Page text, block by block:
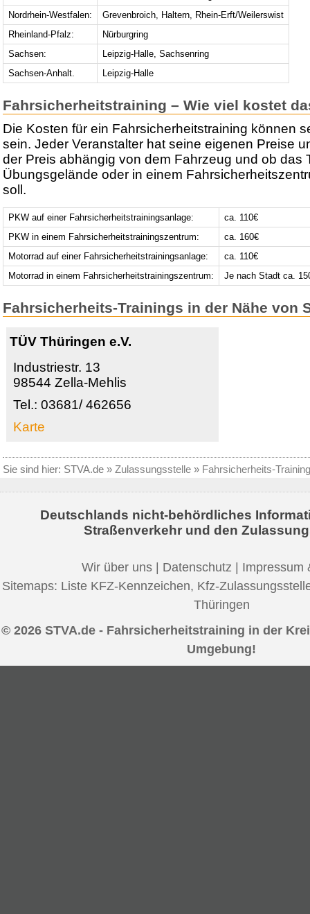
Nordrhein-Westfalen:
Grevenbroich, Haltern, Rhein-Erft/Weilerswist
Rheinland-Pfalz:
Nürburgring
Sachsen:
Leipzig-Halle, Sachsenring
Sachsen-Anhalt.
Leipzig-Halle
Fahrsicherheitstraining – Wie viel kostet
Die Kosten für ein Fahrsicherheitstraining können
sein. Jeder Veranstalter hat seine eigenen Preise
der Preis abhängig von dem Fahrzeug und ob das
Übungsgelände oder in einem
soll.
PKW auf einer Fahrsicherheitstrainingsanlage:
ca. 110€
PKW in einem Fahrsicherheitstrainingszentrum:
ca. 160€
Motorrad auf einer Fahrsicherheitstrainingsanlage:
ca. 110€
Motorrad in einem Fahrsicherheitstrainingszentrum:
Je nach Stadt ca.
Fahrsicherheits-Trainings in der Nähe von
TÜV Thüringen e.V.
Industriestr. 13
98544 Zella-Mehlis
Tel.: 03681/ 462656
Karte
Sie sind hier: STVA.de » Zulassungsstelle » Fahrsicherheits-
Deutschlands nicht-behördliches
Straßenverkehr und den
Wir über uns | Datenschutz | Impressum
Sitemaps: Liste KFZ-Kennzeichen, Kfz-
Thüringen
© 2026 STVA.de - Fahrsicherheitstraining in der
Umgebung!